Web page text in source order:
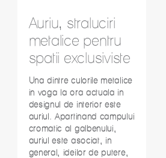
Auriu, straluciri
metalice pentru
spatii exclusiviste
Una dintre culorile metalice
in voga la ora actuala in
designul de interior este
auriul. Apartinand campului
cromatic al galbenului,
auriul este asociat, in
general, ideilor de putere,